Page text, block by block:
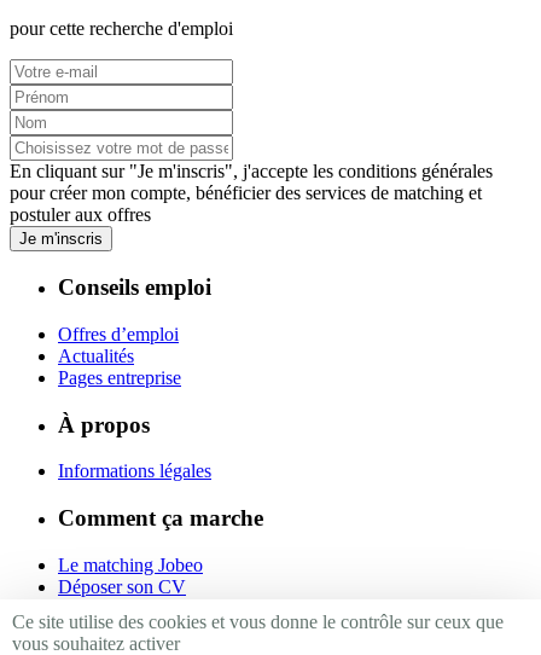
pour cette recherche d'emploi
En cliquant sur "Je m'inscris", j'accepte les conditions générales
pour créer mon compte, bénéficier des services de matching et
postuler aux offres
Je m'inscris
Conseils emploi
Offres d’emploi
Actualités
Pages entreprise
À propos
Informations légales
Comment ça marche
Le matching Jobeo
Déposer son CV
Ce site utilise des cookies et vous donne le contrôle sur ceux que
vous souhaitez activer